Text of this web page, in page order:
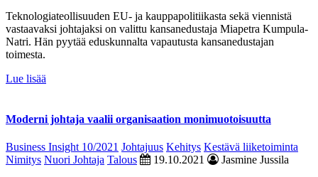
Teknologiateollisuuden EU- ja kauppapolitiikasta sekä viennistä
vastaavaksi johtajaksi on valittu kansanedustaja Miapetra Kumpula-
Natri. Hän pyytää eduskunnalta vapautusta kansanedustajan
toimesta.
Lue lisää
Moderni johtaja vaalii organisaation monimuotoisuutta
Business Insight 10/2021 Johtajuus Kehitys Kestävä liiketoiminta
Nimitys Nuori Johtaja Talous 19.10.2021
Jasmine Jussila